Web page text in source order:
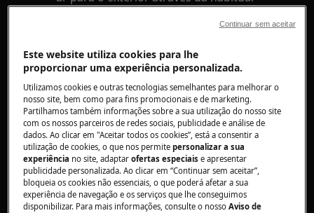
Deverá abrir um pouco a janela para
entrar ar (caso a temperatura
exterior seja superior a 18ªC/20ºC),
não vai evitar a totalidade da
condensação mas poderá minimizar.
Verificar se os filtros estão obstruídos com
gordura.
O vapor ao entrar em contacto com
superficies frias, vai formar condensação
(lei da fisica) não afecta o funcionamento
Este website utiliza cookies para lhe
proporcionar uma experiência personalizada.
Utilizamos cookies e outras tecnologias semelhantes para melhorar o
nosso site, bem como para fins promocionais e de marketing.
Partilhamos também informações sobre a sua utilização do nosso site
com os nossos parceiros de redes sociais, publicidade e análise de
dados. Ao clicar em "Aceitar todos os cookies”, está a consentir a
utilização de cookies, o que nos permitepersonalizar a sua
experiência no site, adaptarofertas especiaise apresentar
publicidade personalizada. Ao clicar em “Continuar sem aceitar”,
bloqueia os cookies não essenciais, o que poderá afetar a sua
experiência de navegação e os serviços que lhe conseguimos
disponibilizar. Para mais informações, consulte o nossoAviso de
Continuar sem aceitar